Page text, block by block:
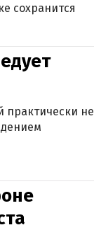
сохранится
практически не